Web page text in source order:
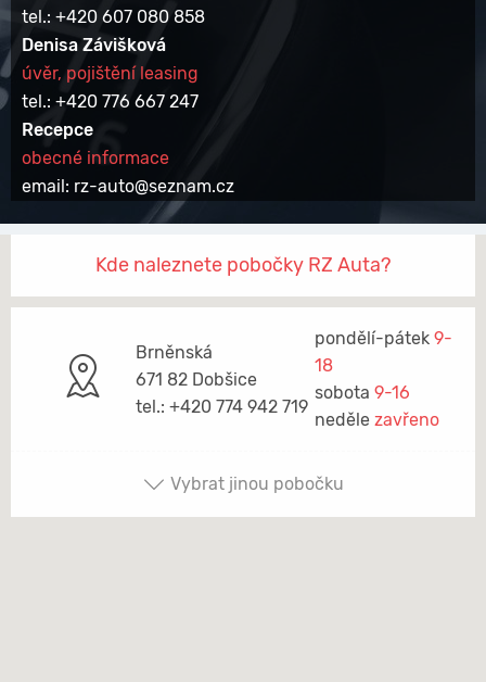
tel.: +420 607 080 858
Denisa Závišková
úvěr, pojištění leasing
tel.: +420 776 667 247
Recepce
obecné informace
email: rz-auto@seznam.cz
Kde naleznete pobočky RZ Auta?
Brněnská
671 82 Dobšice
tel.: +420 774 942 719
pondělí-pátek 9-
18
sobota 9-16
neděle zavřeno
Vybrat jinou pobočku